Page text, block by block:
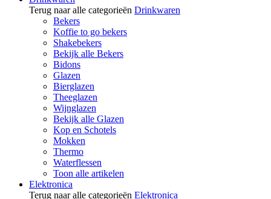
Terug naar alle categorieën Drinkwaren
Bekers
Koffie to go bekers
Shakebekers
Bekijk alle Bekers
Bidons
Glazen
Bierglazen
Theeglazen
Wijnglazen
Bekijk alle Glazen
Kop en Schotels
Mokken
Thermo
Waterflessen
Toon alle artikelen
Elektronica
Terug naar alle categorieën Elektronica